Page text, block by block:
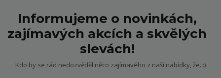
Informujeme o novinkách,
zajímavých akcích a skvělých
slevách!
Kdo by se rád nedozvěděl něco zajímavého z naší nabídky, že. :)